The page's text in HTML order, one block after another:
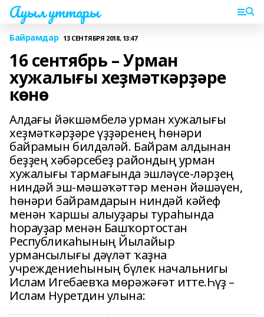
Ауыл уттары
Байрамдар 13 СЕНТЯБРЯ 2018, 13:47
16 сентябрь – Урман
хужалығы хеҙмәткәрҙәре
көнө
Алдағы йәкшәмбелә урман хужалығы
хеҙмәткәрҙәре үҙҙәренең һөнәри
байрамын билдәләй. Байрам алдынан
беҙҙең хәбәрсебеҙ райондың урман
хужалығы тармағында эшләүсе-ләрҙең
ниндәй эш-мәшәҡәттәр менән йәшәүен,
һөнәри байрамдарын ниндәй кәйеф
менән ҡаршы алыуҙары тураһында
һорауҙар менән Башҡортостан
Республикаһының Йылайыр
урмансылығы дәүләт ҡаҙна
учреждениеһының бүлек начальнигы
Ислам Игебаевҡа мөрәжәғәт итте.Һүҙ –
Ислам Нуретдин улына: